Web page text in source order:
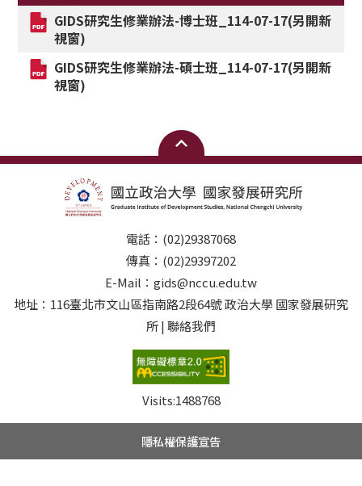
GIDS研究生修業辦法-博士班_114-07-17(另開新
視窗)
GIDS研究生修業辦法-碩士班_114-07-17(另開新
視窗)
電話：(02)29387068
傳真：(02)29397202
E-Mail：gids@nccu.edu.tw
地址：116臺北市文山區指南路2段64號 政治大學 國家發展研究
所 | 聯絡我們
Visits:1488768
隱私權保護宣告